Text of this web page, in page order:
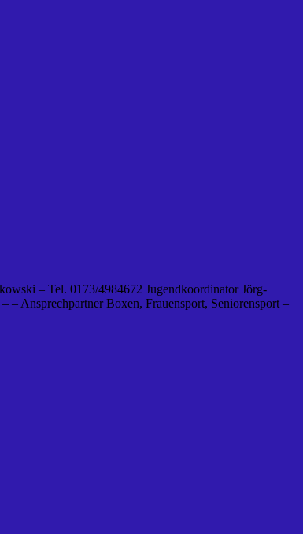
– Tel. 0173/4984672 Jugendkoordinator Jörg-
Ansprechpartner Boxen, Frauensport, Seniorensport –